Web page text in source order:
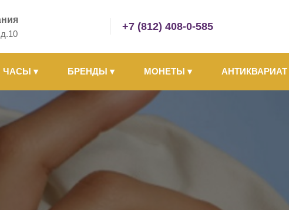
+7 (812) 408-0-585
ЧАСЫ ▾ БРЕНДЫ ▾ МОНЕТЫ ▾ АНТИКВАРИАТ